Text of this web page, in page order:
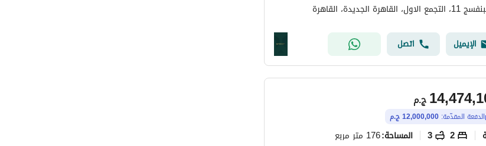
الاول، القاهرة الجديدة، القاهرة
الإيميل اتصل
ج.م
الدفعة المقدّمة: 12,000,000 ج.م
2
3 المساحة:176 متر مربع